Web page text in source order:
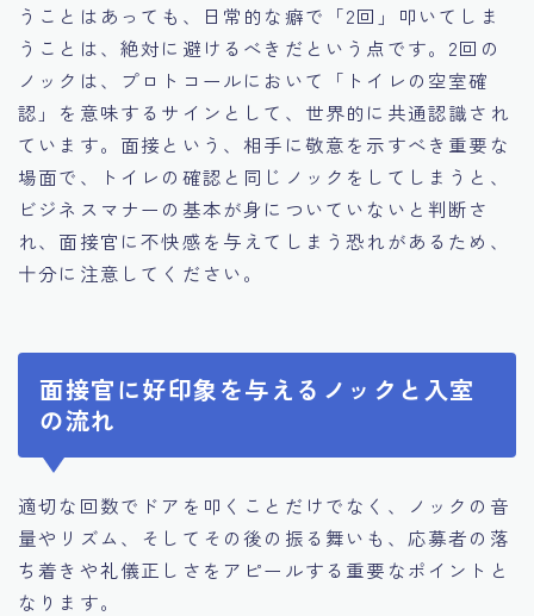
うことはあっても、日常的な癖で「2回」叩いてしま
うことは、絶対に避けるべきだという点です。2回の
ノックは、プロトコールにおいて「トイレの空室確
認」を意味するサインとして、世界的に共通認識され
ています。面接という、相手に敬意を示すべき重要な
場面で、トイレの確認と同じノックをしてしまうと、
ビジネスマナーの基本が身についていないと判断さ
れ、面接官に不快感を与えてしまう恐れがあるため、
十分に注意してください。
面接官に好印象を与えるノックと入室
の流れ
適切な回数でドアを叩くことだけでなく、ノックの音
量やリズム、そしてその後の振る舞いも、応募者の落
ち着きや礼儀正しさをアピールする重要なポイントと
なります。